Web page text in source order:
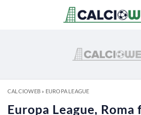
CALCIOWEB» EUROPA LEAGUE
Europa League,